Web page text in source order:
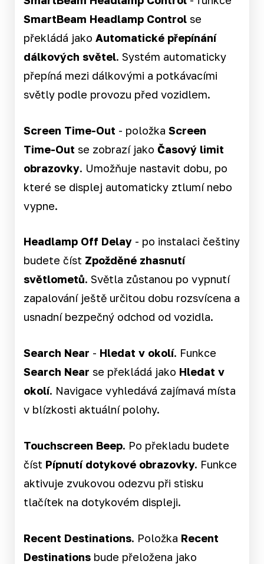
SmartBeam Headlamp Control se
překládá jako Automatické přepínání
dálkových světel. Systém automaticky
přepíná mezi dálkovými a potkávacími
světly podle provozu před vozidlem.
Screen Time-Out - položka Screen
Time-Out se zobrazí jako Časový limit
obrazovky. Umožňuje nastavit dobu, po
které se displej automaticky ztlumí nebo
vypne.
Headlamp Off Delay - po instalaci češtiny
budete číst Zpožděné zhasnutí
světlometů. Světla zůstanou po vypnutí
zapalování ještě určitou dobu rozsvícena a
usnadní bezpečný odchod od vozidla.
Search Near - Hledat v okolí. Funkce
Search Near se překládá jako Hledat v
okolí. Navigace vyhledává zajímavá místa
v blízkosti aktuální polohy.
Touchscreen Beep. Po překladu budete
číst Pípnutí dotykové obrazovky. Funkce
aktivuje zvukovou odezvu při stisku
tlačítek na dotykovém displeji.
Recent Destinations. Položka Recent
Destinations bude přeložena jako